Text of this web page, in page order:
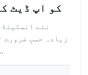
کو اپ ڈیٹ
نئے
زیادہ حسبِ ضرورت
ہے کیونکہ